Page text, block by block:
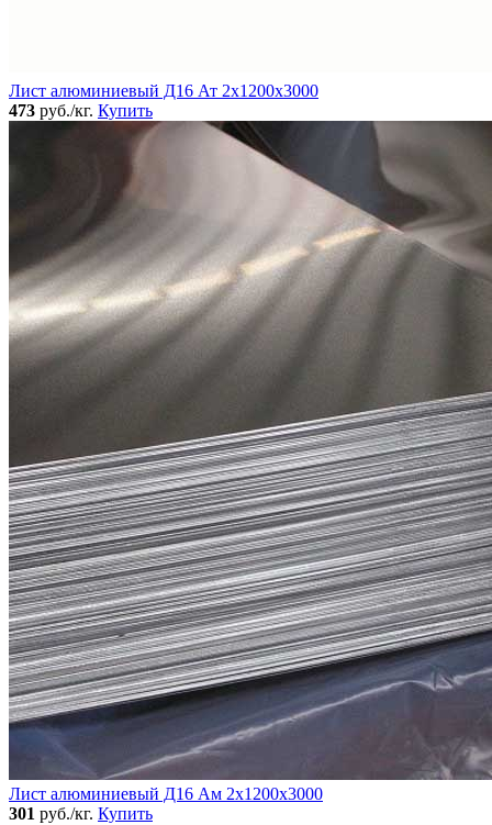
Лист алюминиевый Д16 Ат 2х1200х3000
473 руб./кг. Купить
Лист алюминиевый Д16 Ам 2х1200х3000
301 руб./кг. Купить